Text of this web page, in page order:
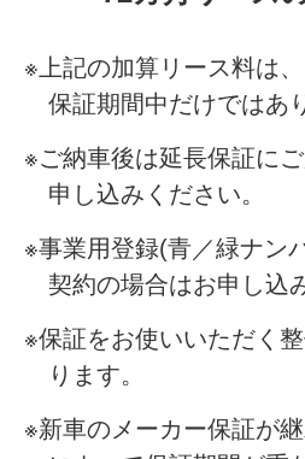
上記の加算リース料は
保証期間中だけではあ
ご納車後は延長保証に
申し込みください。
事業用登録(青／緑ナン
契約の場合はお申し込
保証をお使いいただく
ります。
新車のメーカー保証が